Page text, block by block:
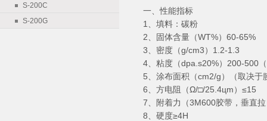
S-200C
S-200G
一、性能指标
1、填料：碳粉
2、固体含量（WT%）60-65%
3、密度（g/cm3）1.2-1.3
4、粘度（dpa.s20%）200-500
5、涂布面积（cm2/g）（取决于
6、方电阻（Ω/□/25.4цm）≤15
7、附着力（3M600胶带，垂直
8、硬度≥4H